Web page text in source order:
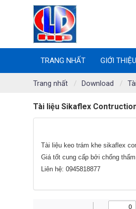
TRANG NHẤT GIỚI THIỆU
Trang nhất Download
Tài liệu Sikaflex
Tài liệu keo trám khe sikaflex
Giá tốt cung cấp bởi chống
Liên hệ: 0945818877